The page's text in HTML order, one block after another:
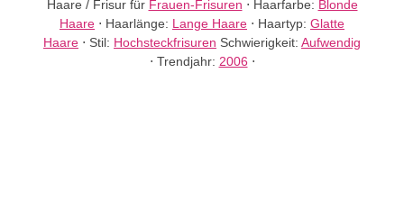
Haare / Frisur für Frauen-Frisuren ⋅ Haarfarbe: Blonde
Haare ⋅ Haarlänge: Lange Haare ⋅ Haartyp: Glatte
Haare ⋅ Stil: Hochsteckfrisuren Schwierigkeit: Aufwendig
⋅ Trendjahr: 2006 ⋅